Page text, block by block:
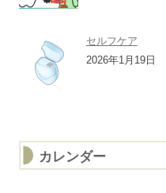
セルフケア
2026年1月19日
カレンダー